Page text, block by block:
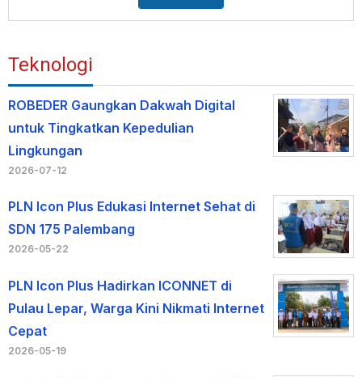
Teknologi
ROBEDER Gaungkan Dakwah Digital
untuk Tingkatkan Kepedulian
Lingkungan
2026-07-12
PLN Icon Plus Edukasi Internet Sehat di
SDN 175 Palembang
2026-05-22
PLN Icon Plus Hadirkan ICONNET di
Pulau Lepar, Warga Kini Nikmati Internet
Cepat
2026-05-19